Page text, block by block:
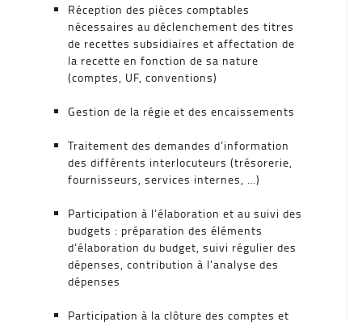
Réception des pièces comptables
nécessaires au déclenchement des titres
de recettes subsidiaires et affectation de
la recette en fonction de sa nature
(comptes, UF, conventions)
Gestion de la régie et des encaissements
Traitement des demandes d’information
des différents interlocuteurs (trésorerie,
fournisseurs, services internes, …)
Participation à l’élaboration et au suivi des
budgets : préparation des éléments
d’élaboration du budget, suivi régulier des
dépenses, contribution à l’analyse des
dépenses
Participation à la clôture des comptes et